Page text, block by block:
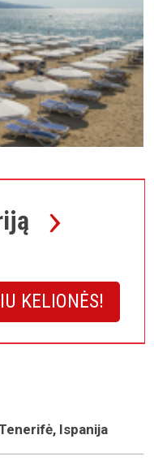
KELIONĖS!
Ispanija